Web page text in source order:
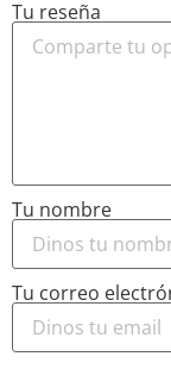
Tu reseña
Tu nombre
Tu correo